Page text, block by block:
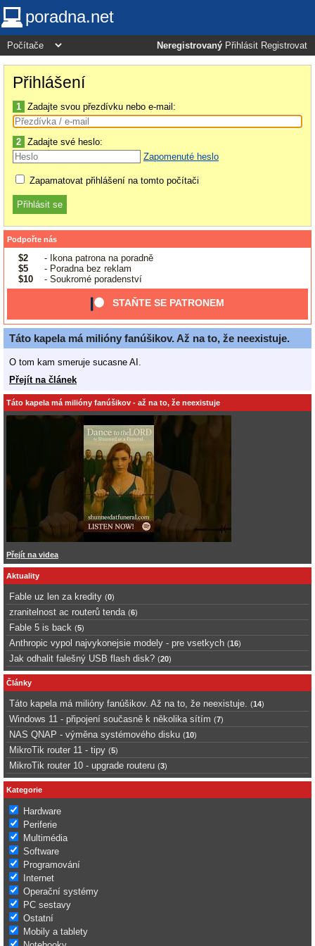
poradna.net
Neregistrovaný Přihlásit Registrovat
Přihlášení
1 Zadajte svou přezdívku nebo e-mail:
2 Zadajte své heslo:
Zapomenuté heslo
Zapamatovat přihlášení na tomto počítači
Podpořte nás
$2
- Ikona patrona na poradně
$5
- Poradna bez reklam
$10
- Soukromé poradenství
STAŇTE SE PATRONEM
Táto kapela má milióny fanúšikov. Až na to, že neexistuje.
O tom kam smeruje sucasne AI.
Přejít na článek
Táto kapela má milióny fanúšikov - až na to, že neexistuje
Přejít na videa
Aktuality
Fable uz len za kredity (0)
zranitelnost ac routerů tenda (6)
Fable 5 is back (5)
Anthropic vypol najvykonejsie modely - pre vsetkych (16)
Jak odhalit falešný USB flash disk? (20)
Články
Táto kapela má milióny fanúšikov. Až na to, že neexistuje. (14)
Windows 11 - připojení současně k několika sítím (7)
NAS QNAP - výměna systémového disku (10)
MikroTik router 11 - tipy (5)
MikroTik router 10 - upgrade routeru (3)
Kategorie
Hardware
Periferie
Multimédia
Software
Programování
Internet
Operační systémy
PC sestavy
Ostatní
Mobily a tablety